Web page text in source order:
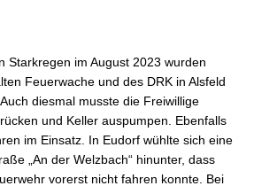
Starkregen im August 2023 wurden
Feuerwache und des DRK in Alsfeld
diesmal musste die Freiwillige
und Keller auspumpen. Ebenfalls
im Einsatz. In Eudorf wühlte sich eine
„An der Welzbach“ hinunter, dass
vorerst nicht fahren konnte. Bei